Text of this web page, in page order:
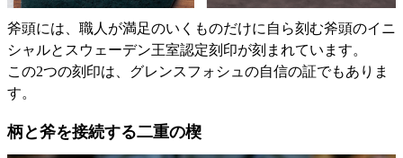
斧頭には、職人が満足のいくものだけに自ら刻む斧頭のイニ
シャルとスウェーデン王室認定刻印が刻まれています。
この2つの刻印は、グレンスフォシュの自信の証でもありま
す。
柄と斧を接続する二重の楔